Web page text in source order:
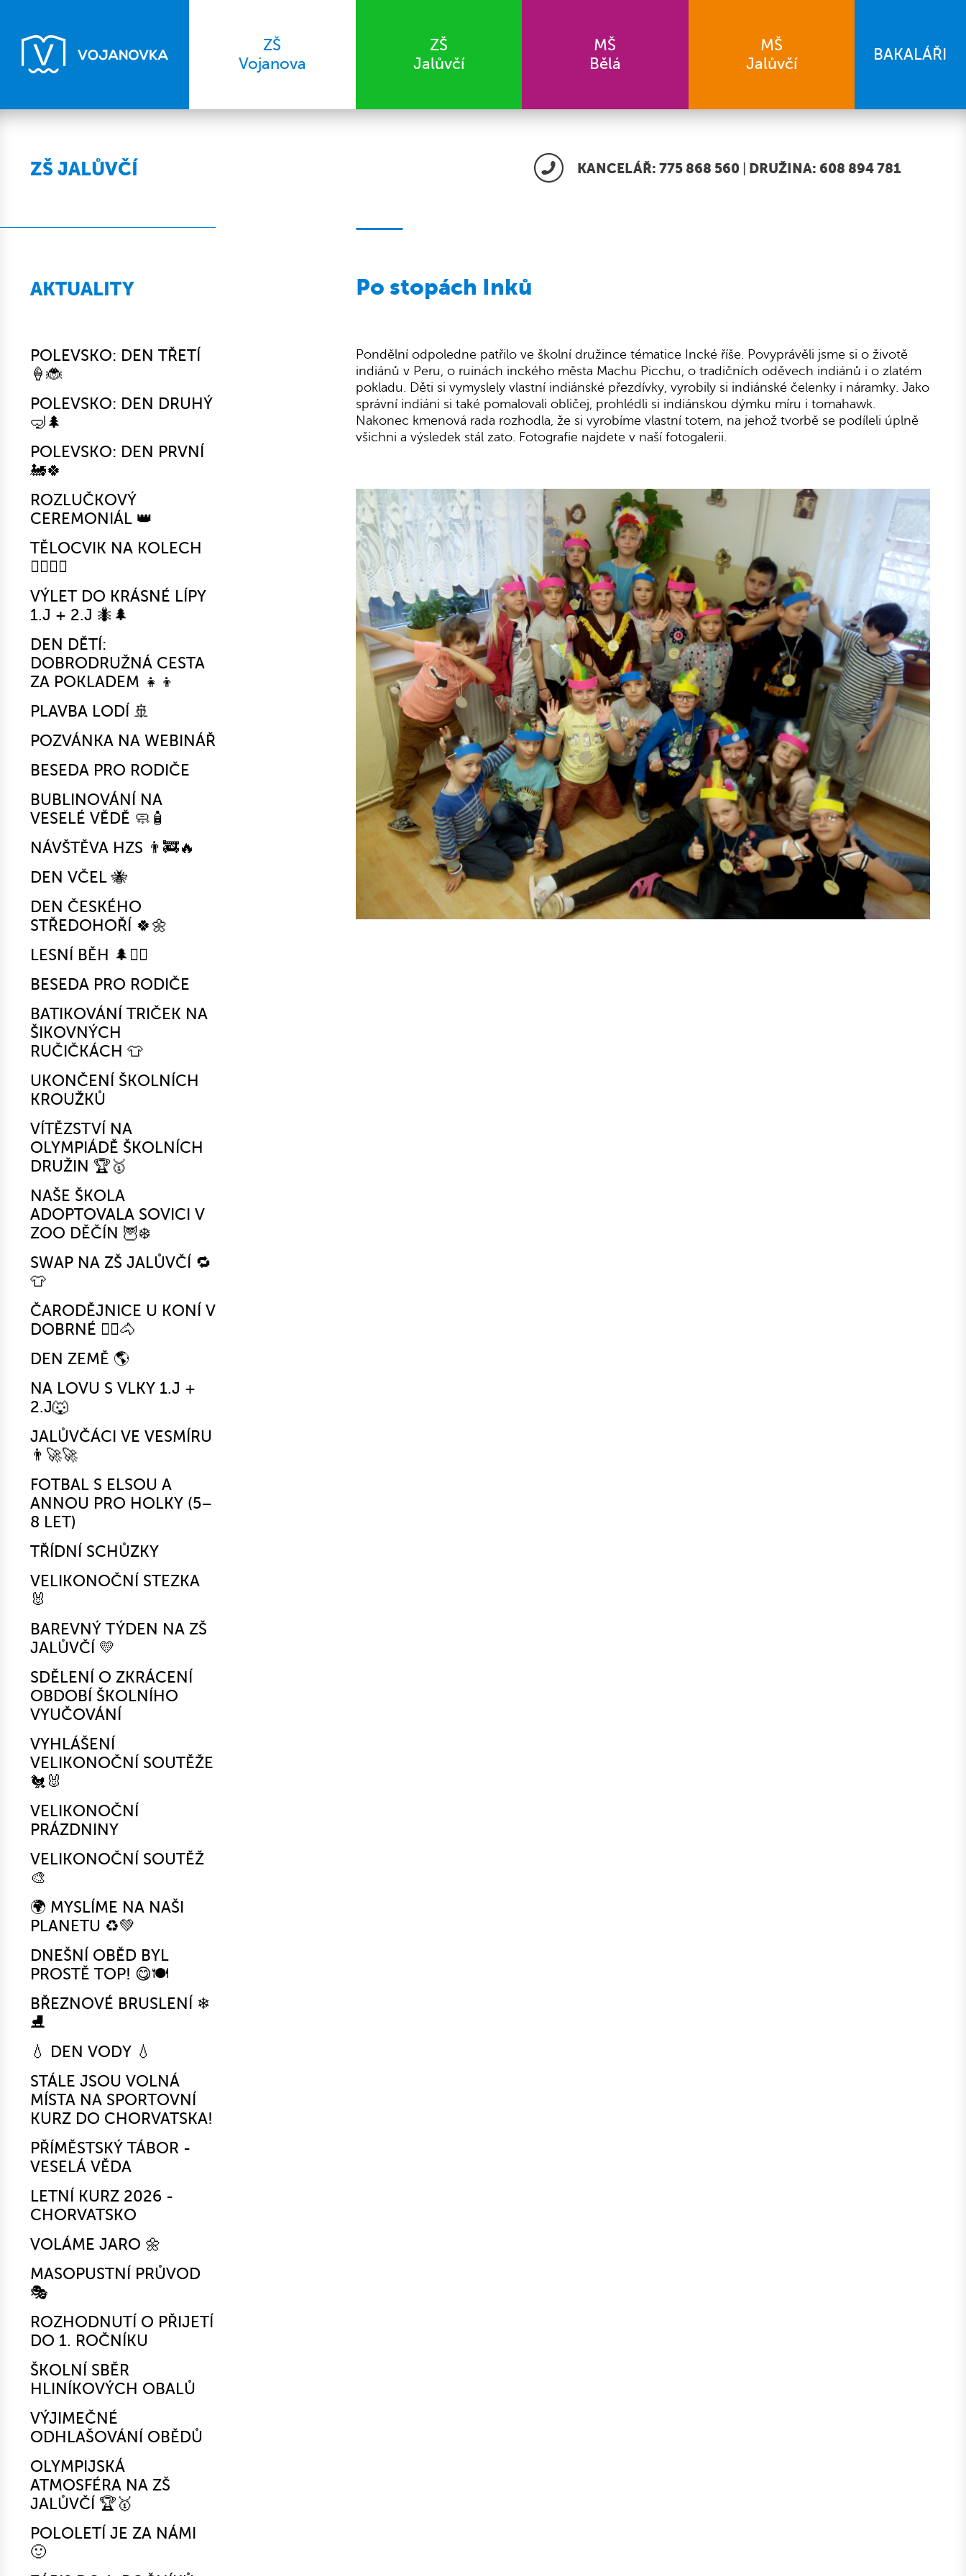
ZŠ
Vojanova
ZŠ
Jalůvčí
MŠ
Bělá
MŠ
Jalůvčí
BAKALÁŘI
ZŠ JALŮVČÍ
AKTUALITY
POLEVSKO: DEN TŘETÍ
🍦🐞
POLEVSKO: DEN DRUHÝ
🤿🌲
POLEVSKO: DEN PRVNÍ
🚂🍀
ROZLUČKOVÝ
CEREMONIÁL 👑
TĚLOCVIK NA KOLECH
🚴‍♀️🤸‍♂️
VÝLET DO KRÁSNÉ LÍPY
1.J + 2.J 🐜🌲
DEN DĚTÍ:
DOBRODRUŽNÁ CESTA
ZA POKLADEM 👧👦
PLAVBA LODÍ 🚢
POZVÁNKA NA WEBINÁŘ
BESEDA PRO RODIČE
BUBLINOVÁNÍ NA
VESELÉ VĚDĚ 🧼🧴
NÁVŠTĚVA HZS 👨‍🚒🔥
DEN VČEL 🐝
DEN ČESKÉHO
STŘEDOHOŘÍ 🍀🌼
LESNÍ BĚH 🌲🏃‍♀️
BESEDA PRO RODIČE
BATIKOVÁNÍ TRIČEK NA
ŠIKOVNÝCH
RUČIČKÁCH 👕
UKONČENÍ ŠKOLNÍCH
KROUŽKŮ
VÍTĚZSTVÍ NA
OLYMPIÁDĚ ŠKOLNÍCH
DRUŽIN 🏆🥇
NAŠE ŠKOLA
ADOPTOVALA SOVICI V
ZOO DĚČÍN 🦉❄️
SWAP NA ZŠ JALŮVČÍ 🔁
👕
ČARODĚJNICE U KONÍ V
DOBRNÉ 🧙‍♀️🐴
DEN ZEMĚ 🌎
NA LOVU S VLKY 1.J +
2.J🐺
JALŮVČÁCI VE VESMÍRU
👨‍🚀🚀
FOTBAL S ELSOU A
ANNOU PRO HOLKY (5–
8 LET)
TŘÍDNÍ SCHŮZKY
VELIKONOČNÍ STEZKA
🐰
BAREVNÝ TÝDEN NA ZŠ
JALŮVČÍ 💛
SDĚLENÍ O ZKRÁCENÍ
OBDOBÍ ŠKOLNÍHO
VYUČOVÁNÍ
VYHLÁŠENÍ
VELIKONOČNÍ SOUTĚŽE
🐔🐰
VELIKONOČNÍ
PRÁZDNINY
VELIKONOČNÍ SOUTĚŽ
🎨
🌍 MYSLÍME NA NAŠI
PLANETU ♻️💚
DNEŠNÍ OBĚD BYL
PROSTĚ TOP! 😋🍽️
BŘEZNOVÉ BRUSLENÍ ❄
⛸
💧 DEN VODY 💧
STÁLE JSOU VOLNÁ
MÍSTA NA SPORTOVNÍ
KURZ DO CHORVATSKA!
PŘÍMĚSTSKÝ TÁBOR -
VESELÁ VĚDA
LETNÍ KURZ 2026 -
CHORVATSKO
VOLÁME JARO 🌼
MASOPUSTNÍ PRŮVOD
🎭
ROZHODNUTÍ O PŘIJETÍ
DO 1. ROČNÍKU
ŠKOLNÍ SBĚR
HLINÍKOVÝCH OBALŮ
VÝJIMEČNÉ
ODHLAŠOVÁNÍ OBĚDŮ
OLYMPIJSKÁ
ATMOSFÉRA NA ZŠ
JALŮVČÍ 🏆🥇
POLOLETÍ JE ZA NÁMI
🙂
KANCELÁŘ: 775 868 560 DRUŽINA: 608 894 781
Po stopách Inků
Pondělní odpoledne patřilo ve školní družince tématice Incké říše. Povyprávěli jsme si o životě
indiánů v Peru, o ruinách inckého města Machu Picchu, o tradičních oděvech indiánů i o zlatém
pokladu. Děti si vymyslely vlastní indiánské přezdívky, vyrobily si indiánské čelenky i náramky. Jako
správní indiáni si také pomalovali obličej, prohlédli si indiánskou dýmku míru i tomahawk.
Nakonec kmenová rada rozhodla, že si vyrobíme vlastní totem, na jehož tvorbě se podíleli úplně
všichni a výsledek stál zato. Fotografie najdete v naší fotogalerii.